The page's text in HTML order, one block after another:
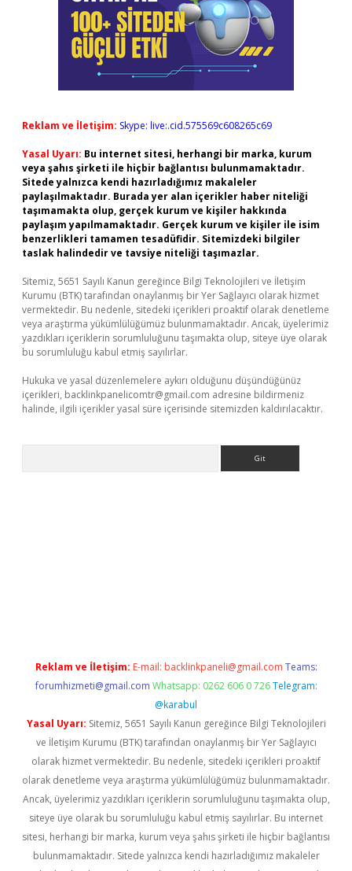
Reklam ve İletişim: Skype: live:.cid.575569c608265c69
Yasal Uyarı: Bu internet sitesi, herhangi bir marka, kurum
veya şahıs şirketi ile hiçbir bağlantısı bulunmamaktadır.
Sitede yalnızca kendi hazırladığımız makaleler
paylaşılmaktadır. Burada yer alan içerikler haber niteliği
taşımamakta olup, gerçek kurum ve kişiler hakkında
paylaşım yapılmamaktadır. Gerçek kurum ve kişiler ile isim
benzerlikleri tamamen tesadüfidir. Sitemizdeki bilgiler
taslak halindedir ve tavsiye niteliği taşımazlar.
Sitemiz, 5651 Sayılı Kanun gereğince Bilgi Teknolojileri ve İletişim
Kurumu (BTK) tarafından onaylanmış bir Yer Sağlayıcı olarak hizmet
vermektedir. Bu nedenle, sitedeki içerikleri proaktif olarak denetleme
veya araştırma yükümlülüğümüz bulunmamaktadır. Ancak, üyelerimiz
yazdıkları içeriklerin sorumluluğunu taşımakta olup, siteye üye olarak
bu sorumluluğu kabul etmiş sayılırlar.
Hukuka ve yasal düzenlemelere aykırı olduğunu düşündüğünüz
içerikleri, backlinkpanelicomtr@gmail.com adresine bildirmeniz
halinde, ilgili içerikler yasal süre içerisinde sitemizden kaldırılacaktır.
Reklam ve İletişim: E-mail: backlinkpaneli@gmail.com Teams:
forumhizmeti@gmail.com Whatsapp: 0262 606 0 726 Telegram:
@karabul
Yasal Uyarı: Sitemiz, 5651 Sayılı Kanun gereğince Bilgi Teknolojileri
ve İletişim Kurumu (BTK) tarafından onaylanmış bir Yer Sağlayıcı
olarak hizmet vermektedir. Bu nedenle, sitedeki içerikleri proaktif
olarak denetleme veya araştırma yükümlülüğümüz bulunmamaktadır.
Ancak, üyelerimiz yazdıkları içeriklerin sorumluluğunu taşımakta olup,
siteye üye olarak bu sorumluluğu kabul etmiş sayılırlar. Bu internet
sitesi, herhangi bir marka, kurum veya şahıs şirketi ile hiçbir bağlantısı
bulunmamaktadır. Sitede yalnızca kendi hazırladığımız makaleler